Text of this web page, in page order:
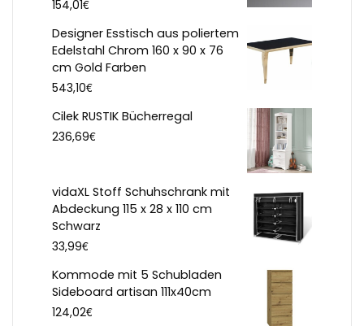
154,01€
Designer Esstisch aus poliertem
Edelstahl Chrom 160 x 90 x 76
cm Gold Farben
543,10€
Cilek RUSTIK Bücherregal
236,69€
vidaXL Stoff Schuhschrank mit
Abdeckung 115 x 28 x 110 cm
Schwarz
33,99€
Kommode mit 5 Schubladen
Sideboard artisan 111x40cm
124,02€